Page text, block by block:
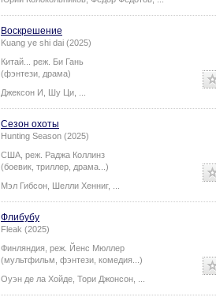
Воскрешение
Kuang ye shi dai (2025)
Китай... реж. Би Гань
(фэнтези, драма)
Джексон И
Шу Ци
Сезон охоты
Hunting Season (2025)
США, реж. Раджа Коллинз
(боевик, триллер, драма...)
Мэл Гибсон Шелли Хенниг,
Флибубу
Fleak (2025)
Финляндия, реж. Йенс Мюллер
(мультфильм, фэнтези, комедия...)
Оуэн де ла Хойде Тори Джонсон